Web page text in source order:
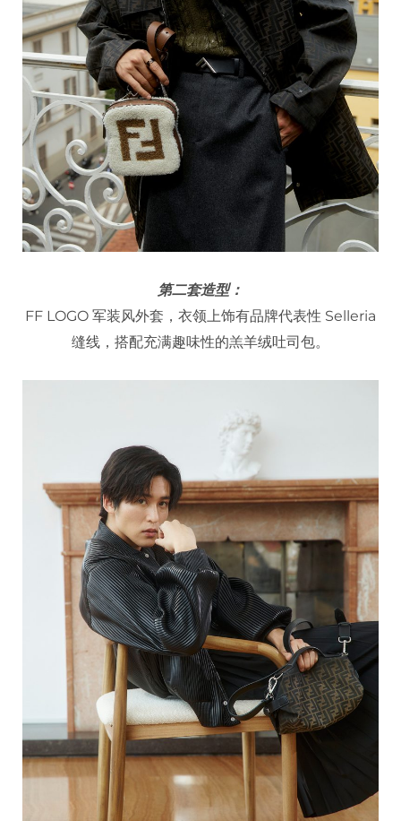
第二套造型：
FF LOGO 军装风外套，衣领上饰有品牌代表性 Selleria
缝线，搭配充满趣味性的羔羊绒吐司包。